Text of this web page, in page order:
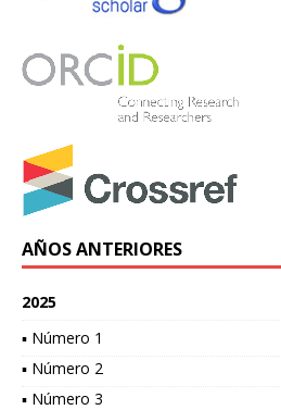
AÑOS ANTERIORES
2025
▪ Número 1
▪ Número 2
▪ Número 3